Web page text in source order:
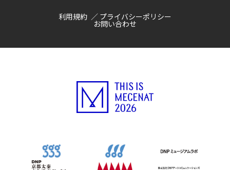
利用規約 プライバシーポリシー
お問い合わせ